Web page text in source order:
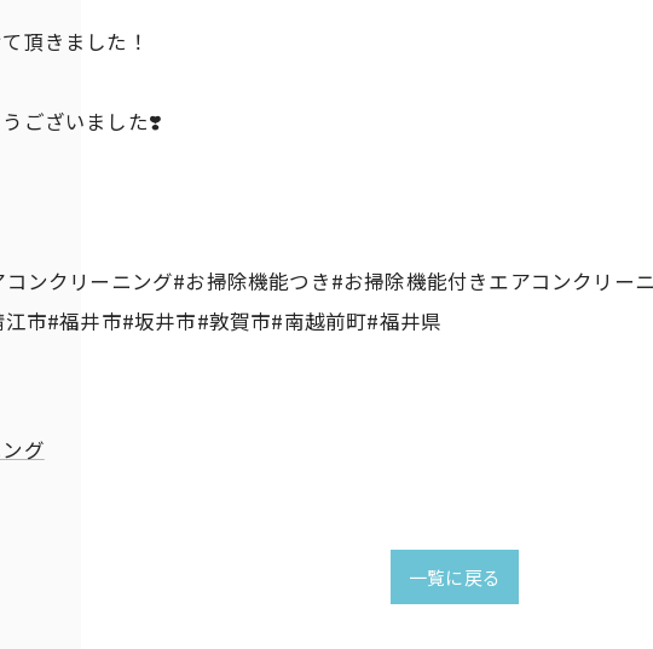
頂きました！
ございました❣️
ンクリーニング#お掃除機能つき#お掃除機能付きエアコンクリ
市#福井市#坂井市#敦賀市#南越前町#福井県
グ
一覧に戻る